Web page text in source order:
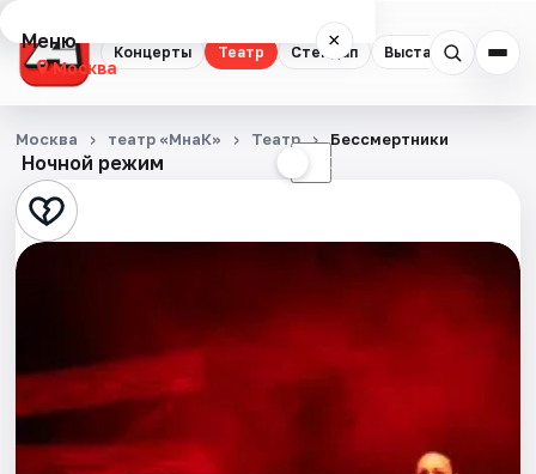
Концерты Театр Стендап Выставки
Меню ×
Москва
Концерты
Театр
Стендап
Экскурсии
Спорт
Ночной режим ☾
Москва театр «МнаК» Театр Бессмертники